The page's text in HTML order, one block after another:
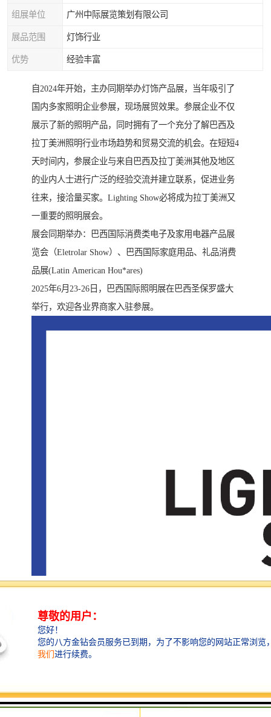
组展单位 广州中际展览策划有限公司
展品范围 灯饰行业
优势 经验丰富
自2024年开始，主办同期举办灯饰产品展，当年吸引了
国内多家照明企业参展，现场展贸效果。参展企业不仅
展示了新的照明产品，同时拥有了一个充分了解巴西及
拉丁美洲照明行业市场趋势和贸易交流的机会。在短短4
天时间内，参展企业与来自巴西及拉丁美洲其他及地区
的业内人士进行广泛的经验交流并建立联系，促进业务
往来，接洽量买家。Lighting Show必将成为拉丁美洲又
一重要的照明展会。
展会同期举办：巴西国际消费类电子及家用电器产品展
览会（Eletrolar Show）、巴西国际家庭用品、礼品消费
品展(Latin American Hou*ares)
2025年6月23-26日，巴西国际照明展在巴西圣保罗盛大
举行，欢迎各业界商家入驻参展。